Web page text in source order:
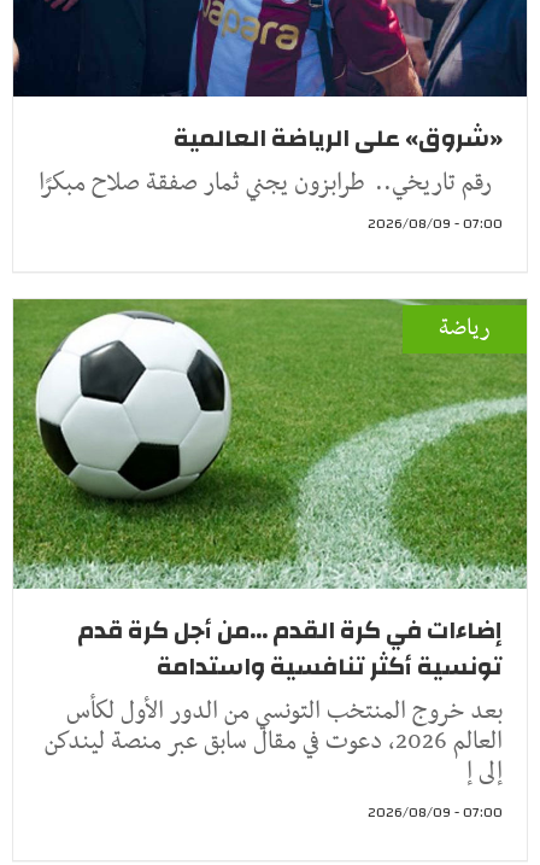
«شروق» على الرياضة العالمية
رقم تاريخي.. طرابزون يجني ثمار صفقة صلاح مبكرًا
07:00 - 2026/08/09
رياضة
إضاءات في كرة القدم ...من أجل كرة قدم
تونسية أكثر تنافسية واستدامة
بعد خروج المنتخب التونسي من الدور الأول لكأس
العالم 2026، دعوت في مقال سابق عبر منصة ليندكن
إلى إ
07:00 - 2026/08/09